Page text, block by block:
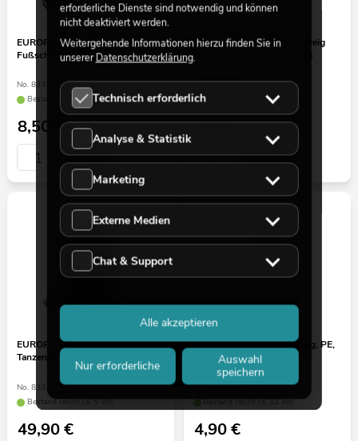
EUROPALMS Halloween
Fußschalter Step Here
No. 83316109
Bestand reicht ca. 10 Wo.
8,50 €
EUROPALMS Magnolienzweig
(EVA), künstlich, weiß-rosa
No. 82530587
Bestand reicht ca. 12 Wo.
8,50€
EUROPALMS Halloween
Tanzende Geisterpuppe, 46-80cm
No. 83316100
Bestand reicht ca. 5 Wo.
49,90€
EUROPALMS Lärchenzweig, PE,
100cm
No. 83500418
Bestand reicht ca. 12 Wo.
4,90€
erforderliche Dienste sind notwendig und können
nicht deaktiviert werden.
Weitergehende Informationen hierzu finden Sie in
unsererDatenschutzerklärung.
Technisch erforderlich
Analyse & Statistik
Marketing
Externe Medien
Chat & Support
Nur erforderliche
Auswahl
speichern
Alle akzeptieren